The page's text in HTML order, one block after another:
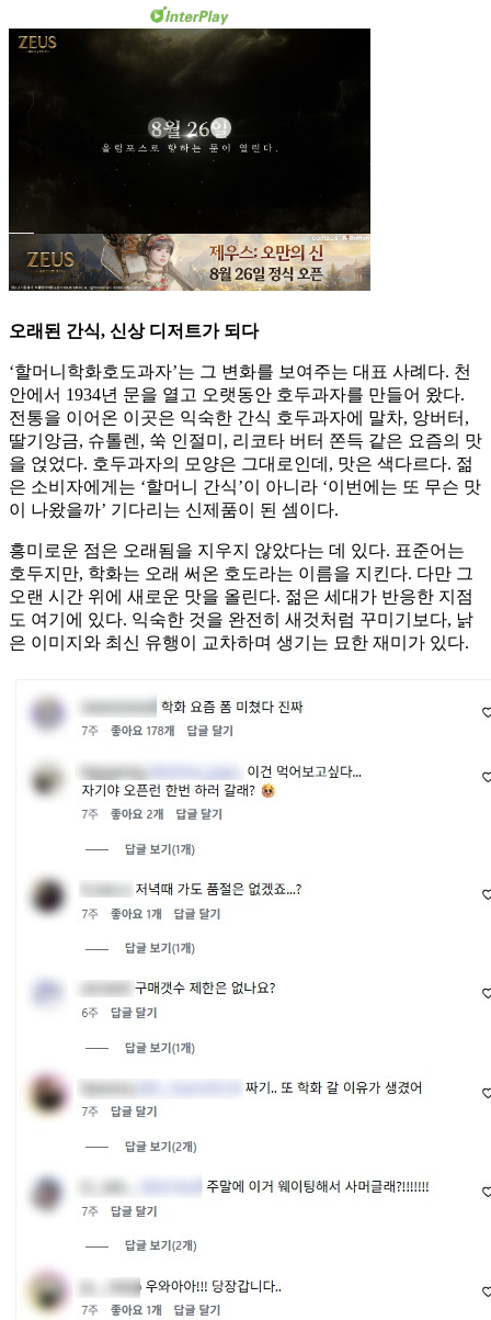
오래된 간식, 신상 디저트가 되다
‘할머니학화호도과자’는 그 변화를 보여주는 대표 사례다. 천
안에서 1934년 문을 열고 오랫동안 호두과자를 만들어 왔다.
전통을 이어온 이곳은 익숙한 간식 호두과자에 말차, 앙버터,
딸기앙금, 슈톨렌, 쑥 인절미, 리코타 버터 쫀득 같은 요즘의 맛
을 얹었다. 호두과자의 모양은 그대로인데, 맛은 색다르다. 젊
은 소비자에게는 ‘할머니 간식’이 아니라 ‘이번에는 또 무슨 맛
이 나왔을까’ 기다리는 신제품이 된 셈이다.
흥미로운 점은 오래됨을 지우지 않았다는 데 있다. 표준어는
호두지만, 학화는 오래 써온 호도라는 이름을 지킨다. 다만 그
오랜 시간 위에 새로운 맛을 올린다. 젊은 세대가 반응한 지점
도 여기에 있다. 익숙한 것을 완전히 새것처럼 꾸미기보다, 낡
은 이미지와 최신 유행이 교차하며 생기는 묘한 재미가 있다.